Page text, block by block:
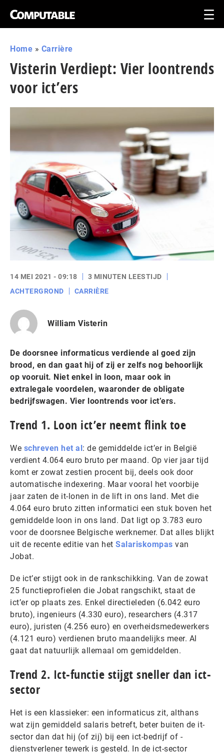
Home » Carrière
Visterin Verdiept: Vier loontrends
voor ict’ers
14 MEI 2021 - 09:18
3 MINUTEN LEESTIJD
ACHTERGROND
CARRIÈRE
William Visterin
De doorsnee informaticus verdiende al goed zijn
brood, en dan gaat hij of zij er zelfs nog behoorlijk
op vooruit. Niet enkel in loon, maar ook in
extralegale voordelen, waaronder de obligate
bedrijfswagen. Vier loontrends voor ict’ers.
Trend 1. Loon ict’er neemt flink toe
We schreven het al: de gemiddelde ict’er in België
verdient 4.064 euro bruto per maand. Op vier jaar tijd
komt er zowat zestien procent bij, deels ook door
automatische indexering. Maar vooral het voorbije
jaar zaten de it-lonen in de lift in ons land. Met die
4.064 euro bruto zitten informatici een stuk boven het
gemiddelde loon in ons land. Dat ligt op 3.783 euro
voor de doorsnee Belgische werknemer. Dat alles blijkt
uit de recente editie van het Salariskompas van
Jobat.
De ict’er stijgt ook in de rankschikking. Van de zowat
25 functieprofielen die Jobat rangschikt, staat de
ict’er op plaats zes. Enkel directieleden (6.042 euro
bruto), ingenieurs (4.330 euro), researchers (4.317
euro), juristen (4.256 euro) en overheidsmedewerkers
(4.121 euro) verdienen bruto maandelijks meer. Al
gaat dat natuurlijk allemaal om gemiddelden.
Trend 2. Ict-functie stijgt sneller dan ict-
sector
Het is een klassieker: een informaticus zit, althans
wat zijn gemiddeld salaris betreft, beter buiten de it-
sector dan dat hij (of zij) bij een ict-bedrijf of -
dienstverlener tewerk is gesteld. In de ict-sector